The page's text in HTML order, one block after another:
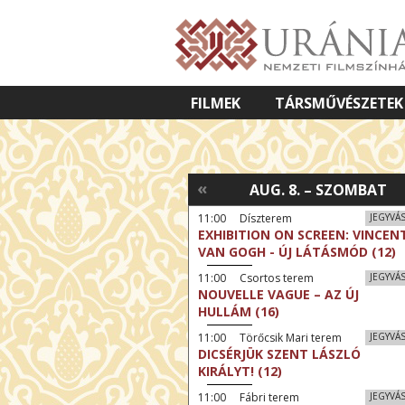
FILMEK TÁRSMŰVÉSZETEK
VETÍTETT KÉPES ELŐADÁSOK
AUG. 8. – SZOMBAT
«
11:00 Díszterem
EXHIBITION ON SCREEN:
VAN GOGH - ÚJ LÁTÁSMÓD (12)
11:00 Csortos terem
NOUVELLE VAGUE – AZ ÚJ
HULLÁM (16)
11:00 Törőcsik Mari terem
DICSÉRJÜK SZENT LÁSZLÓ
KIRÁLYT! (12)
11:00 Fábri terem